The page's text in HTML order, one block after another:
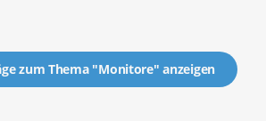
zum Thema "Monitore" anzeigen